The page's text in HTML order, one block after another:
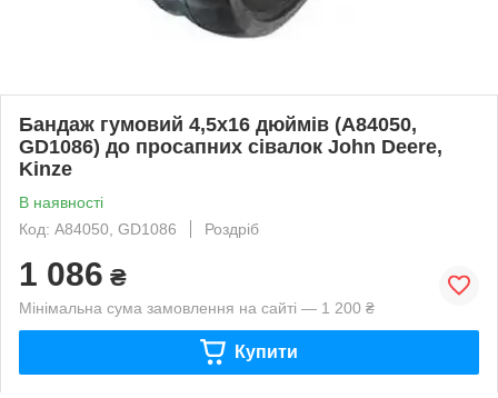
Бандаж гумовий 4,5х16 дюймів (A84050,
GD1086) до просапних сівалок John Deere,
Kinze
В наявності
Код: A84050, GD1086
Роздріб
1 086 ₴
Мінімальна сума замовлення на сайті — 1 200 ₴
Купити